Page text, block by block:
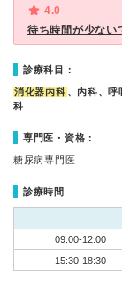
4.0
待ち時間が少ない
診療科目：
消化器内科 、内科、
科
専門医・資格：
糖尿病専門医
診療時間
09:00-12:00
15:30-18:30